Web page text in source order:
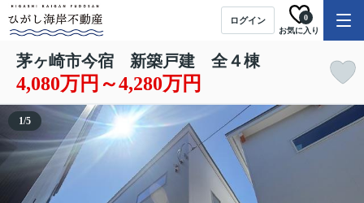
ログイン
お気に入り
0
茅ヶ崎市今宿 新築戸建 全４棟
4,080万円～4,280万円
1/5